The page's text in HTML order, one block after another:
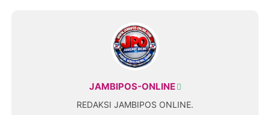
JAMBIPOS-ONLINE
REDAKSI JAMBIPOS ONLINE.